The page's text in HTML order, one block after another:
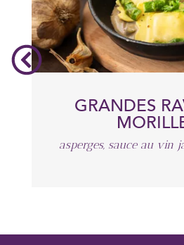
GRANDES
asperges, sauce au vin